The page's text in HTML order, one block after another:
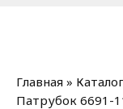
Главная »
Патрубок 6691-